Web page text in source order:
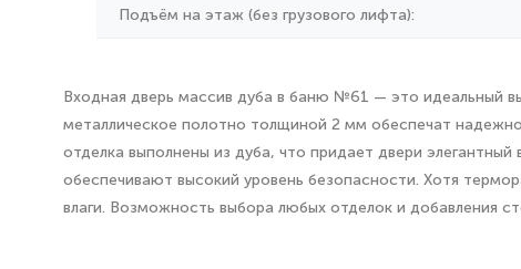
Подъём на этаж (без грузового лифта):
Входная дверь массив дуба в баню №61 — это идеальный
металлическое полотно толщиной 2 мм обеспечат
отделка выполнены из дуба, что придает двери
обеспечивают высокий уровень безопасности. Хотя
влаги. Возможность выбора любых отделок и добавления